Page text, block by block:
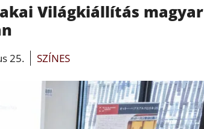
Világkiállítás magyar
25. SZÍNES